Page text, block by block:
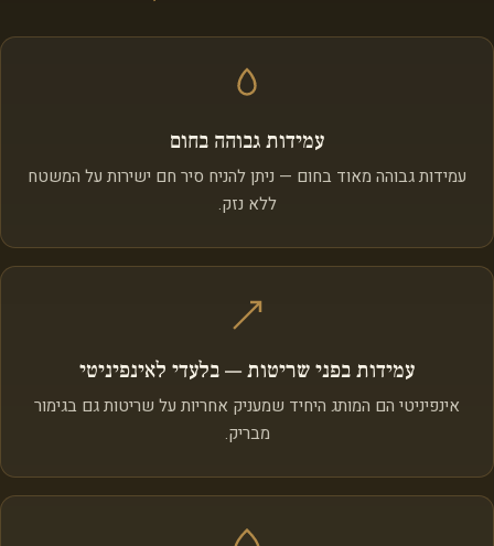
עמידות גבוהה בחום
עמידות גבוהה מאוד בחום — ניתן להניח סיר חם ישירות על המשטח
ללא נזק.
עמידות בפני שריטות — בלעדי לאינפיניטי
אינפיניטי הם המותג היחיד שמעניק אחריות על שריטות גם בגימור
מבריק.